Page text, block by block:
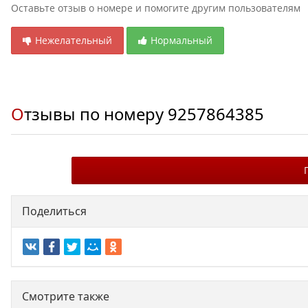
Оставьте отзыв о номере и помогите другим пользователям
Нежелательный Нормальный
Отзывы по номеру 9257864385
Поделиться
Смотрите также